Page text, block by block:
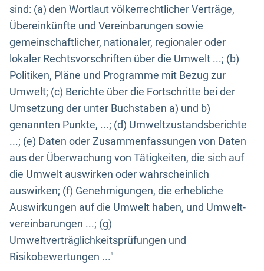
sind: (a) den Wortlaut völkerrechtlicher Verträge,
Übereinkünfte und Vereinbarungen sowie
gemeinschaftlicher, nationaler, regionaler oder
lokaler Rechtsvorschriften über die Umwelt ...; (b)
Politiken, Pläne und Programme mit Bezug zur
Umwelt; (c) Berichte über die Fortschritte bei der
Umsetzung der unter Buchstaben a) und b)
genannten Punkte, ...; (d) Umweltzustandsberichte
...; (e) Daten oder Zusammenfassungen von Daten
aus der Überwachung von Tätigkeiten, die sich auf
die Umwelt auswirken oder wahrscheinlich
auswirken; (f) Genehmigungen, die erhebliche
Auswirkungen auf die Umwelt haben, und Umwelt-
vereinbarungen ...; (g)
Umweltverträglichkeitsprüfungen und
Risikobewertungen ..."